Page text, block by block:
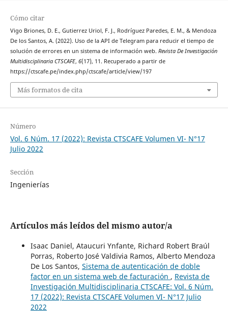
Cómo citar
Vigo Briones, D. E., Gutierrez Uriol, F. J., Rodríguez Paredes, E. M., & Mendoza
De los Santos, A. (2022). Uso de la API de Telegram para reducir el tiempo de
solución de errores en un sistema de información web. Revista De Investigación
Multidisciplinaria CTSCAFE, 6(17), 11. Recuperado a partir de
https://ctscafe.pe/index.php/ctscafe/article/view/197
Más formatos de cita
Número
Vol. 6 Núm. 17 (2022): Revista CTSCAFE Volumen VI- N°17
Julio 2022
Sección
Ingenierías
Artículos más leídos del mismo autor/a
Isaac Daniel, Ataucuri Ynfante, Richard Robert Braúl
Porras, Roberto José Valdivia Ramos, Alberto Mendoza
De Los Santos, Sistema de autenticación de doble
factor en un sistema web de facturación , Revista de
Investigación Multidisciplinaria CTSCAFE: Vol. 6 Núm.
17 (2022): Revista CTSCAFE Volumen VI- N°17 Julio
2022